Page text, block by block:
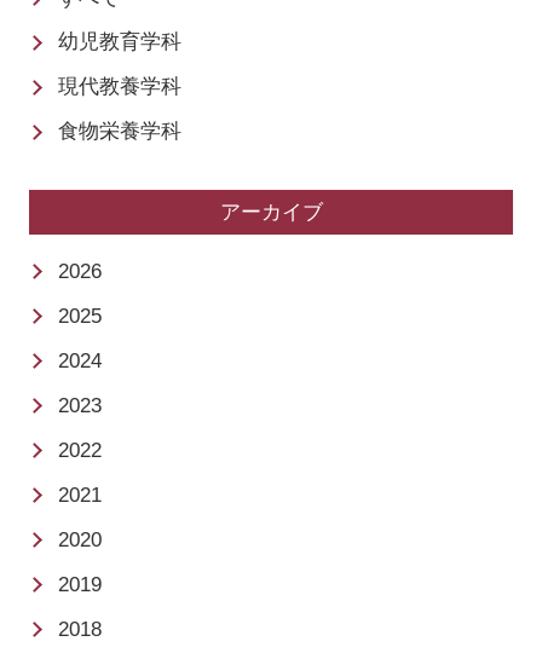
幼児教育学科
現代教養学科
食物栄養学科
アーカイブ
2026
2025
2024
2023
2022
2021
2020
2019
2018